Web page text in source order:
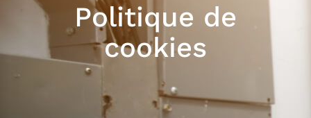
Politique de
cookies